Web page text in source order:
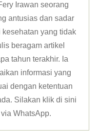
Irawan seorang
antusias dan sadar
yang tidak
beragam artikel
tahun terakhir. Ia
informasi yang
dengan ketentuan
Silakan klikdi sini
WhatsApp.